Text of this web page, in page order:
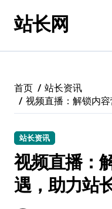
站长网
首页
站长资讯
视频直播：解锁内
站长资讯
视频直播：
遇，助力站